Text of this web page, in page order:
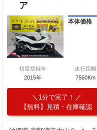
ア
本体価格
初度登録年
2015年
走行距離
7560Km
1分で完了！
【無料】見積・在庫確認